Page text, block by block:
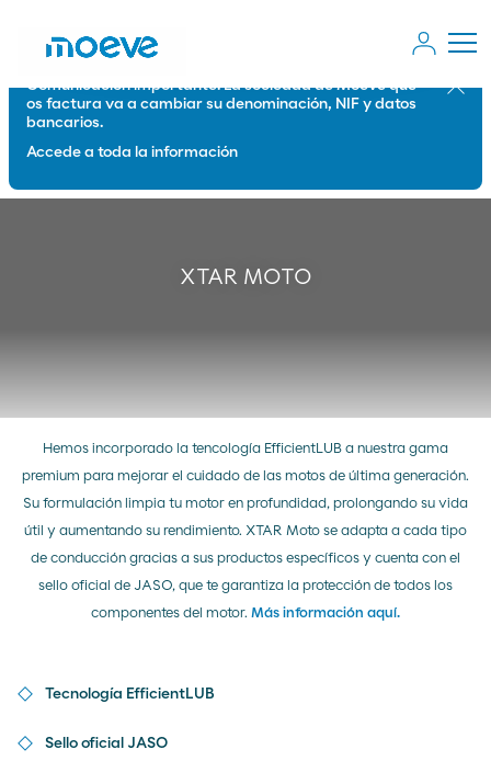
Comunicación importante: La sociedad de Moeve que
os factura va a cambiar su denominación, NIF y datos
bancarios.
Accede a toda la información
Cerrar
XTAR MOTO
Hemos incorporado la tencología EfficientLUB a nuestra gama
premium para mejorar el cuidado de las motos de última generación.
Su formulación limpia tu motor en profundidad, prolongando su vida
útil y aumentando su rendimiento. XTAR Moto se adapta a cada tipo
de conducción gracias a sus productos específicos y cuenta con el
sello oficial de JASO, que te garantiza la protección de todos los
componentes del motor. Más información aquí.
Tecnología EfficientLUB
Sello oficial JASO